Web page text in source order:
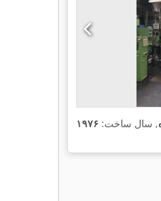
, سال ساخت: ۱۹۷۶